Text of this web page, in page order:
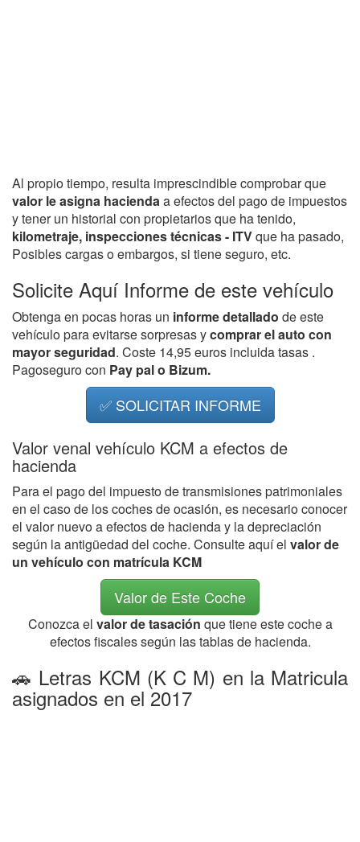
Al propio tiempo, resulta imprescindible comprobar que
valor le asigna haciendaa efectos del pago de impuestos
y tener un historial con propietarios que ha tenido,
kilometraje, inspecciones técnicas - ITVque ha pasado,
Posibles cargas o embargos, si tiene seguro, etc.
Solicite Aquí Informe de este vehículo
Obtenga en pocas horas un informe detallado de este
vehículo para evitarse sorpresas ycomprar el auto con
mayor seguridad. Coste 14,95 euros incluida tasas .
Pagoseguro con Pay pal o Bizum.
✅ SOLICITAR INFORME
Valor venal vehículo KCM a efectos de
hacienda
Para el pago del impuesto de transmisiones patrimoniales
en el caso de los coches de ocasión, es necesario conocer
el valor nuevo a efectos de hacienda y la depreciación
según la antigüedad del coche. Consulte aquí el valor de
un vehículo con matrícula KCM
Valor de Este Coche
Conozca el valor de tasación que tiene este coche a
efectos fiscales según las tablas de hacienda.
🚗 Letras KCM (K C M) en la Matricula
asignados en el 2017